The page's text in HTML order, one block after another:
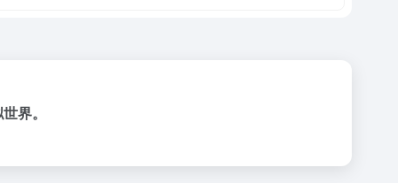
界。